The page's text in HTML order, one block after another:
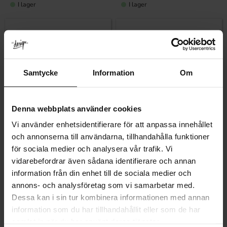
Samtycke Information Om
Denna webbplats använder cookies
Vi använder enhetsidentifierare för att anpassa innehållet
och annonserna till användarna, tillhandahålla funktioner
för sociala medier och analysera vår trafik. Vi
vidarebefordrar även sådana identifierare och annan
information från din enhet till de sociala medier och
annons- och analysföretag som vi samarbetar med.
Dessa kan i sin tur kombinera informationen med annan
information som du har tillhandahållit eller som de har
I lager I lager
Push Power Strömbrytare
Vit 4-väg
Lägg till i favoriter
I lager
Strömbrytare Kontrollbox
Svart
739
Lägg till i
I lager